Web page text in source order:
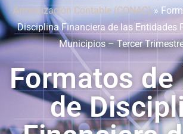
Armonización Contable (CONAC) »
Disciplina Financiera de las Entidades
Municipios – Tercer
Formatos de
de